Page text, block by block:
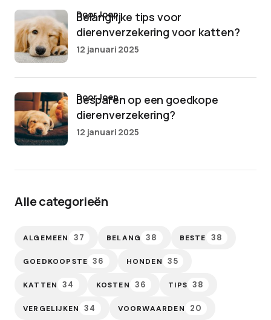
Belangrijke tips voor
dierenverzekering voor katten?
door Joep
12 januari 2025
Besparen op een goedkope
dierenverzekering?
door Joep
12 januari 2025
Alle categorieën
ALGEMEEN 37 BELANG 38 BESTE 38
GOEDKOOPSTE 36 HONDEN 35
KATTEN 34 KOSTEN 36 TIPS 38
VERGELIJKEN 34 VOORWAARDEN 20